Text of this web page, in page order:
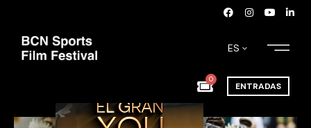
ES
0
ENTRADAS